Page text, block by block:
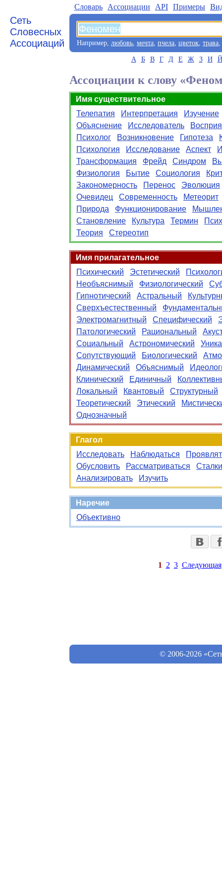
Сеть
Словесных
Ассоциаций
Словарь Aссоциации API Примеры
Например, любовь, мечта, пчела, цветок, трава,
А Б В Г Д Е Ж З И Й
Ассоциации к слову
Имя существительное
Телепатия
Интерпретация
Изучение
Объяснение
Исследователь
Психолог
Возникновение Гипотеза
Психология
Исследование Аспект
Трансформация
Фрейд Синдром
Физиология
Бытие Социология
Закономерность
Перенос
Эволюция
Очевидец
Современность
Метеорит
Природа
Функционирование
Становление
Культура Термин
Теория
Стереотип
Имя прилагательное
Психический
Эстетический
Необъяснимый
Физиологический
Гипнотический
Астральный
Сверхъестественный
Электромагнитный
Специфический
Патологический
Рациональный
Социальный
Астрономический
Сопутствующий
Биологический
Динамический
Объяснимый
Клинический
Единичный
Локальный
Квантовый
Структурный
Теоретический
Этический
Однозначный
Глагол
Исследовать
Наблюдаться
Обусловить
Рассматриваться
Анализировать
Изучить
Наречие
Объективно
1 2 3 Следующая
© 2006-2026